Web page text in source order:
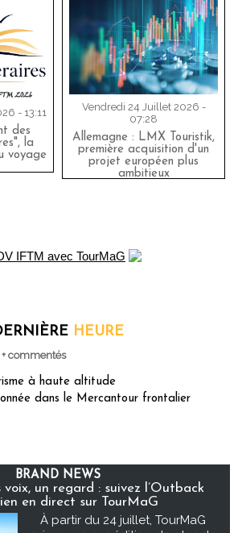
- 13:11
des
la
voyage
Vendredi 24 Juillet 2026 -
07:28
Allemagne : LMX Touristik,
première acquisition d'un
projet européen plus
ambitieux
HEURE
+ commentés
à haute altitude
dans le Mercantour frontalier
BRAND NEWS
voix, un regard : suivez l’Outback
en direct sur TourMaG
À partir du 24 juillet, TourMaG